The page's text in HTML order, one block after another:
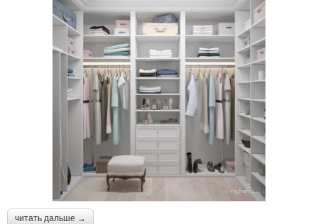
читать дальше →